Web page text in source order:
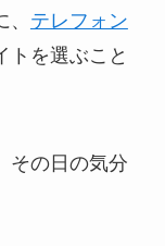
テレフォン
トを選ぶこと
その日の気分